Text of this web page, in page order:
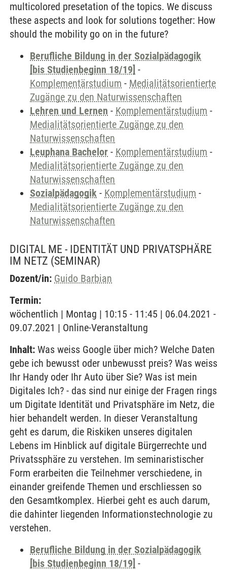
multicolored presetation of the topics. We discuss
these aspects and look for solutions together: How
should the mobility go on in the future?
Berufliche Bildung in der Sozialpädagogik
[bis Studienbeginn 18/19] -
Komplementärstudium - Medialitätsorientierte
Zugänge zu den Naturwissenschaften
Lehren und Lernen - Komplementärstudium -
Medialitätsorientierte Zugänge zu den
Naturwissenschaften
Leuphana Bachelor - Komplementärstudium -
Medialitätsorientierte Zugänge zu den
Naturwissenschaften
Sozialpädagogik - Komplementärstudium -
Medialitätsorientierte Zugänge zu den
Naturwissenschaften
DIGITAL ME - IDENTITÄT UND PRIVATSPHÄRE
IM NETZ (SEMINAR)
Dozent/in: Guido Barbian
Termin:
wöchentlich | Montag | 10:15 - 11:45 | 06.04.2021 -
09.07.2021 | Online-Veranstaltung
Inhalt: Was weiss Google über mich? Welche Daten
gebe ich bewusst oder unbewusst preis? Was weiss
Ihr Handy oder Ihr Auto über Sie? Was ist mein
Digitales Ich? - das sind nur einige der Fragen rings
um Digitate Identität und Privatsphäre im Netz, die
hier behandelt werden. In dieser Veranstaltung
geht es darum, die Riskiken unseres digitalen
Lebens im Hinblick auf digitale Bürgerrechte und
Privatssphäre zu verstehen. Im seminaristischer
Form erarbeiten die Teilnehmer verschiedene, in
einander greifende Themen und erschliessen so
den Gesamtkomplex. Hierbei geht es auch darum,
die dahinter liegenden Informationstechnologie zu
verstehen.
Berufliche Bildung in der Sozialpädagogik
[bis Studienbeginn 18/19] -